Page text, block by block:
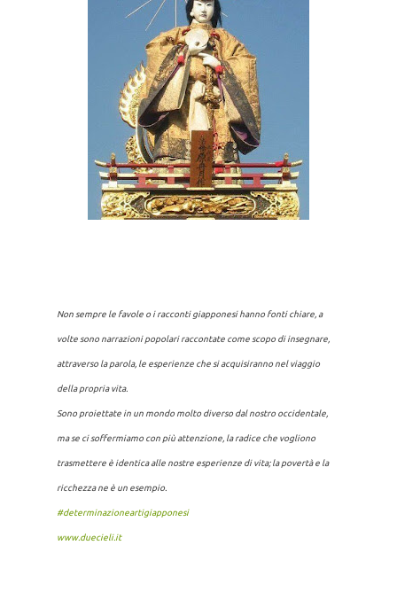
Non sempre le favole o i racconti giapponesi hanno fonti chiare, a
volte sono narrazioni popolari raccontate come scopo di insegnare,
attraverso la parola, le esperienze che si acquisiranno nel viaggio
della propria vita.
Sono proiettate in un mondo molto diverso dal nostro occidentale,
ma se ci soffermiamo con più attenzione, la radice che vogliono
trasmettere è identica alle nostre esperienze di vita; la povertà e la
ricchezza ne è un esempio.
#determinazioneartigiapponesi
www.duecieli.it